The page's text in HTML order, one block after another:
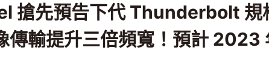
搶先預告下代 Thunderbolt 規
傳輸提升三倍頻寬！預計 2023